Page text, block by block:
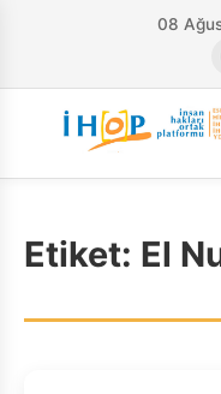
08
Etiket: El